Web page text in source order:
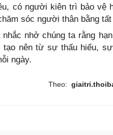
có người kiên trì bảo vệ
sóc người thân bằng
nhở chúng ta rằng
nên từ sự thấu hiểu,
ngày.
Theo: